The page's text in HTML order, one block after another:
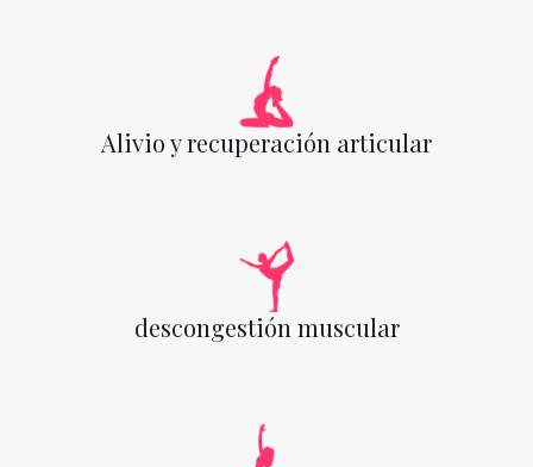
Alivio y recuperación articular
descongestión muscular